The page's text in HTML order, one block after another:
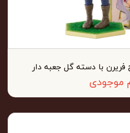
فریرن با دسته گل جعبه دار
موجودی